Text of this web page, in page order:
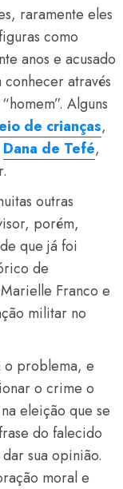
raramente eles
como
anos e acusado
através
Alguns
de crianças,
Dana de Tefé,
outras
porém,
que já foi
de
Franco e
militar no
o problema, e
o crime o
eleição que se
do falecido
sua opinião.
moral e